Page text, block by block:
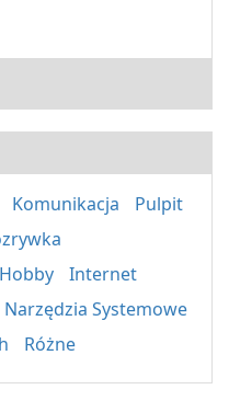
Komunikacja
Pulpit
Internet
Narzędzia Systemowe
Różne